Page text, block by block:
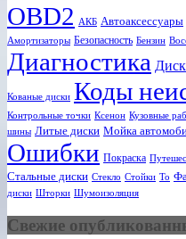
OBD2 АКБ Автоаксессуары
Амортизаторы Безопасность Бензин
Диагностика
Кованые диски Коды
Контрольные точки Ксенон Кузовные
шины Литые диски Мойка
Ошибки Покраска
Стальные диски Стекло Стойки То
диски Шторки Шумоизоляция
Свежие